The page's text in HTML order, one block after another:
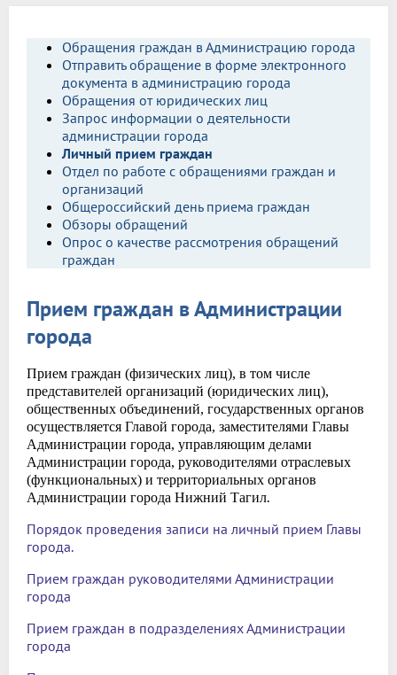
Обращения граждан в Администрацию города
Отправить обращение в форме электронного
документа в администрацию города
Обращения от юридических лиц
Запрос информации о деятельности
администрации города
Личный прием граждан
Отдел по работе с обращениями граждан и
организаций
Общероссийский день приема граждан
Обзоры обращений
Опрос о качестве рассмотрения обращений
граждан
Прием граждан в Администрации
города
Прием граждан (физических лиц), в том числе
представителей организаций (юридических лиц),
общественных объединений, государственных органов
осуществляется Главой города, заместителями Главы
Администрации города, управляющим делами
Администрации города, руководителями отраслевых
(функциональных) и территориальных органов
Администрации города Нижний Тагил.
Порядок проведения записи на личный прием Главы
города.
Прием граждан руководителями Администрации
города
Прием граждан в подразделениях Администрации
города